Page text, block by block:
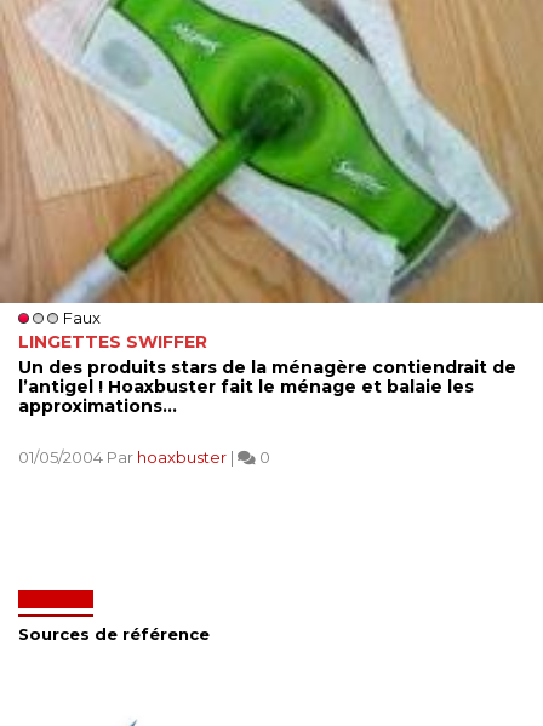
Faux
LINGETTES SWIFFER
Un des produits stars de la ménagère contiendrait de
l’antigel ! Hoaxbuster fait le ménage et balaie les
approximations...
01/05/2004 Par hoaxbuster | 0
Sources de référence